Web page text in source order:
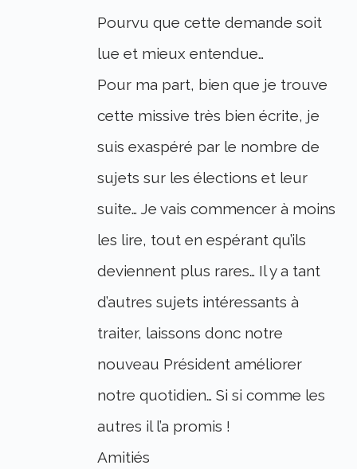
Pourvu que cette demande soit
lue et mieux entendue…
Pour ma part, bien que je trouve
cette missive très bien écrite, je
suis exaspéré par le nombre de
sujets sur les élections et leur
suite… Je vais commencer à moins
les lire, tout en espérant qu’ils
deviennent plus rares… Il y a tant
d’autres sujets intéressants à
traiter, laissons donc notre
nouveau Président améliorer
notre quotidien… Si si comme les
autres il l’a promis !
Amitiés